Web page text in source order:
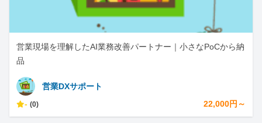
営業現場を理解したAI業務改善パートナー｜小さなPoCから納
品
営業DXサポート
- (0) 22,000円～